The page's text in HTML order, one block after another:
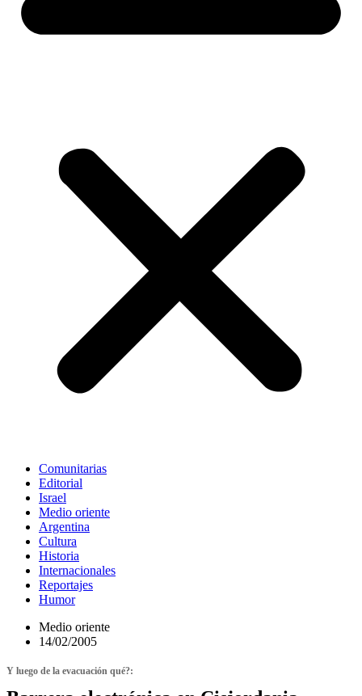
Comunitarias
Editorial
Israel
Medio oriente
Argentina
Cultura
Historia
Internacionales
Reportajes
Humor
Medio oriente
14/02/2005
Y luego de la evacuación qué?: